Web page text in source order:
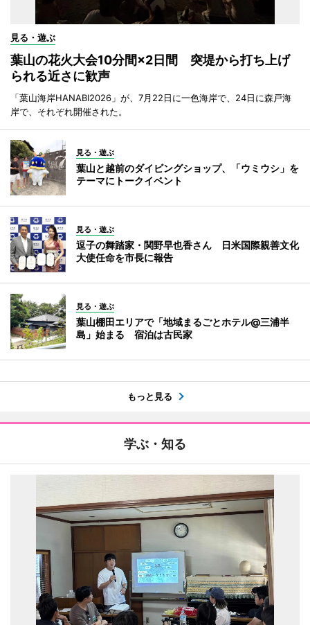
見る・遊ぶ
葉山の花火大会10分間×2日間 突堤から打ち上げ
られる近さに歓声
「葉山海岸HANABI2026」が、7月22日に一色海岸で、24日に森戸海
岸で、それぞれ開催された。
見る・遊ぶ
葉山と越前のダイビングショップ、「ウミウシ」を
テーマにトークイベント
見る・遊ぶ
逗子の舞踏家・関野早也香さん 日米国際親善文化
大使任命を市長に報告
見る・遊ぶ
葉山棚田エリアで「地域まるごとホテル@三浦半
島」始まる 宿泊は古民家
もっと見る
学ぶ・知る